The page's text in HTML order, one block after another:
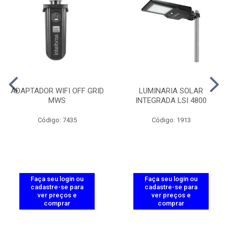
ADAPTADOR WIFI OFF GRID
MWS
Código: 7435
Faça seu login ou
cadastre-se para
ver preços e
comprar
LUMINARIA SOLAR
INTEGRADA LSI 4800
Código: 1913
Faça seu login ou
cadastre-se para
ver preços e
comprar